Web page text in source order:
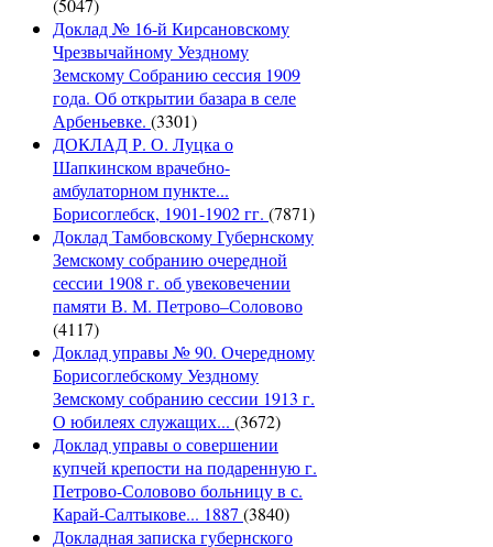
Доклад № 16-й Кирсановскому
Чрезвычайному Уездному
Земскому Собранию сессия 1909
года. Об открытии базара в селе
Арбеньевке. (3301)
ДОКЛАД Р. О. Луцка о
Шапкинском врачебно-
амбулаторном пункте...
Борисоглебск, 1901-1902 гг. (7871)
Доклад Тамбовскому Губернскому
Земскому собранию очередной
сессии 1908 г. об увековечении
памяти В. М. Петрово–Соловово
(4117)
Доклад управы № 90. Очередному
Борисоглебскому Уездному
Земскому собранию сессии 1913 г.
О юбилеях служащих... (3672)
Доклад управы о совершении
купчей крепости на подаренную г.
Петрово-Соловово больницу в с.
Карай-Салтыкове... 1887 (3840)
Докладная записка губернского